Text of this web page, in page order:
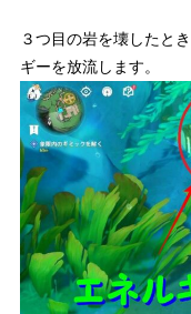
３つ目の岩を壊したと
ギーを放流します。